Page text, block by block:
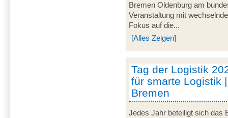
Bremen Oldenburg am
Veranstaltung mit
Fokus auf die...
[Alles Zeigen]
Tag der Logistik
für smarte Logistik
Bremen
Jedes Jahr beteiligt sich das